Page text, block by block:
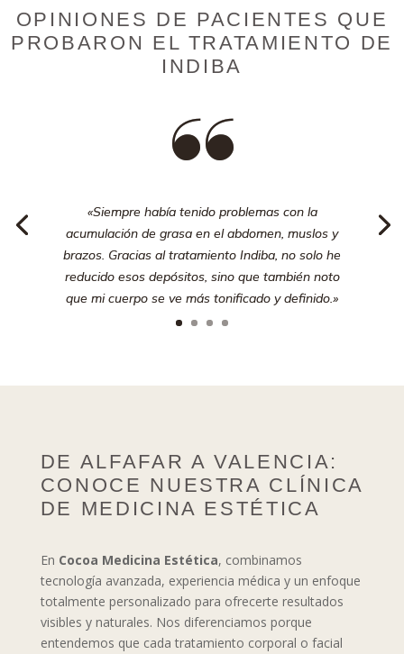
OPINIONES DE PACIENTES QUE
PROBARON EL TRATAMIENTO DE
INDIBA
“
«Siempre había tenido problemas con la
acumulación de grasa en el abdomen, muslos y
brazos. Gracias al tratamiento Indiba, no solo he
reducido esos depósitos, sino que también noto
que mi cuerpo se ve más tonificado y definido.»
DE ALFAFAR A VALENCIA:
CONOCE NUESTRA CLÍNICA
DE MEDICINA ESTÉTICA
En Cocoa Medicina Estética, combinamos
tecnología avanzada, experiencia médica y un enfoque
totalmente personalizado para ofrecerte resultados
visibles y naturales. Nos diferenciamos porque
entendemos que cada tratamiento corporal o facial